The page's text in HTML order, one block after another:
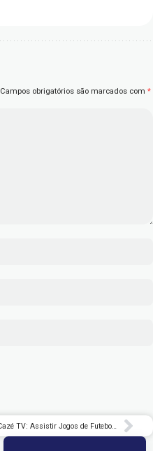
Campos obrigatórios são marcados com *
Cazé TV: Assistir Jogos de Futebol e Esportes